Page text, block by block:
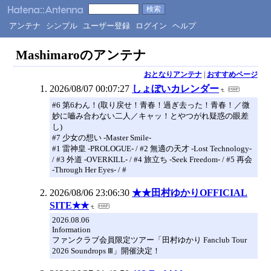
アンテナ シンプル ユーザー登録 ログイン ヘルプ
Mashimaroのアンテナ
おとなりアンテナ| おすすめページ
2026/08/07 00:07:27 しょぼいカレンダー
#6 第6わん！(取り戻せ！青春！過ぎ去った！青春！／微
妙に嚙み合わない二人／キャッ！とやつがれ疑惑の眼差
し)
#7 少女の想い -Master Smile-
#1 雷神皇 -PROLOGUE- / #2 無適の天才 -Lost Technology-
/ #3 外道 -OVERKILL- / #4 旅立ち -Seek Freedom- / #5 再会
-Through Her Eyes- / #
2026/08/06 23:06:30 ★★田村ゆかりOFFICIAL
SITE★★
2026.08.06
Information
ファンクラブ会員限定ツアー「田村ゆかり Fanclub Tour
2026 Soundrops Ⅲ」開催決定！